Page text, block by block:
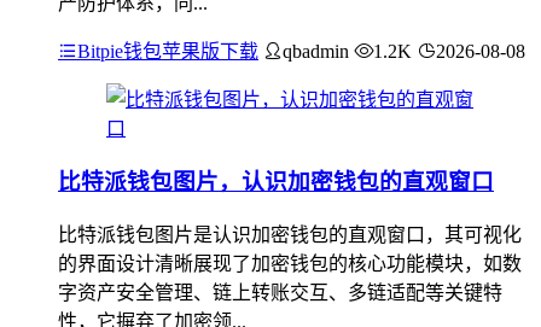
Bitpie钱包苹果版下载 qbadmin 1.2K 2026-08-08
比特派钱包图片，认识加密钱包的直观窗口
比特派钱包图片是认识加密钱包的直观窗口，其可视化
的界面设计清晰展现了加密钱包的核心功能模块，如数
字资产安全管理、链上转账交互、多链适配等关键特
性，它摒弃了加密领...